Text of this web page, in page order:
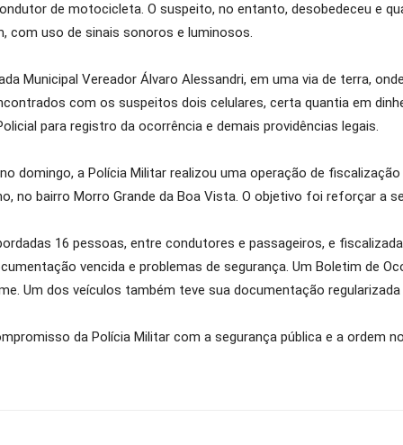
de motocicleta. O suspeito, no entanto, desobedeceu e
com uso de sinais sonoros e luminosos.
Municipal Vereador Álvaro Alessandri, em uma via de terra,
com os suspeitos dois celulares, certa quantia em
para registro da ocorrência e demais providências legais.
domingo, a Polícia Militar realizou uma operação de
no bairro Morro Grande da Boa Vista. O objetivo foi reforçar a
16 pessoas, entre condutores e passageiros, e
vencida e problemas de segurança. Um Boletim de
Um dos veículos também teve sua documentação
da Polícia Militar com a segurança pública e a ordem